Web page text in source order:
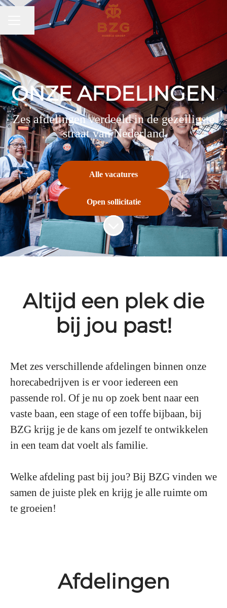
CARRIÈREMENU
Pagina delen
ONZE AFDELINGEN
Zes afdelingen verdeeld in de gezelligste
straat van Nederland
Alle vacatures
Open sollicitatie
Naar content scrollen
Altijd een plek die
bij jou past!
Met zes verschillende afdelingen binnen onze
horecabedrijven is er voor iedereen een
passende rol. Of je nu op zoek bent naar een
vaste baan, een stage of een toffe bijbaan, bij
BZG krijg je de kans om jezelf te ontwikkelen
in een team dat voelt als familie.
Welke afdeling past bij jou? Bij BZG vinden we
samen de juiste plek en krijg je alle ruimte om
te groeien!
Afdelingen